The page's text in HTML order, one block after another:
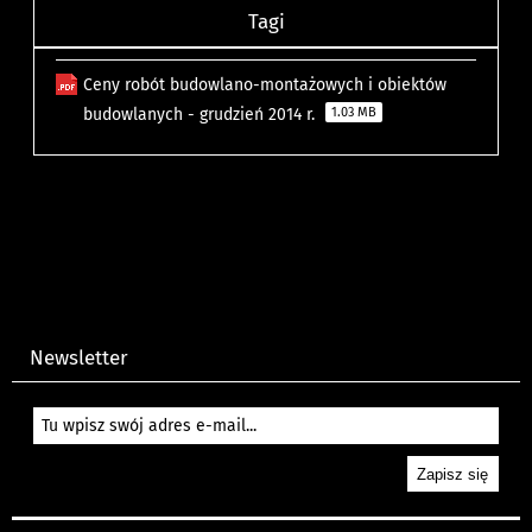
Tagi
Ceny robót budowlano-montażowych i obiektów
budowlanych - grudzień 2014 r.
1.03 MB
Newsletter